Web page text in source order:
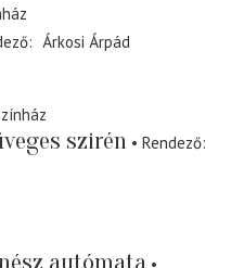
Árkosi Árpád
szirén
Rendező